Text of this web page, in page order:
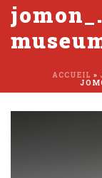
ACCUEIL »